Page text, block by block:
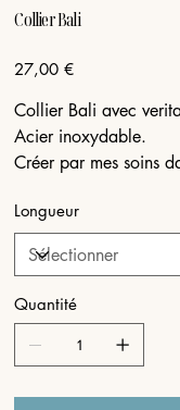
Collier Bali
Prix
27,00 €
Collier Bali avec
Acier inoxydable.
Créer par mes soins
Longueur
Quantité